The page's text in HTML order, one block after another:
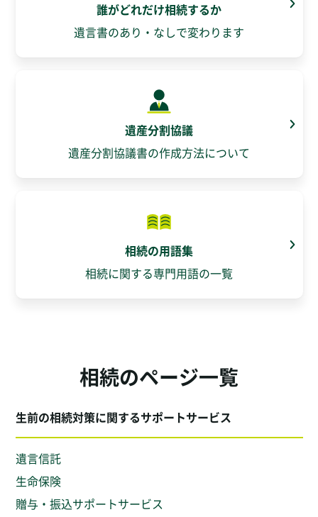
誰がどれだけ相続するか
遺言書のあり・なしで変わります
遺産分割協議
遺産分割協議書の作成方法について
相続の用語集
相続に関する専門用語の一覧
相続のページ一覧
生前の相続対策に関するサポートサービス
遺言信託
生命保険
贈与・振込サポートサービス